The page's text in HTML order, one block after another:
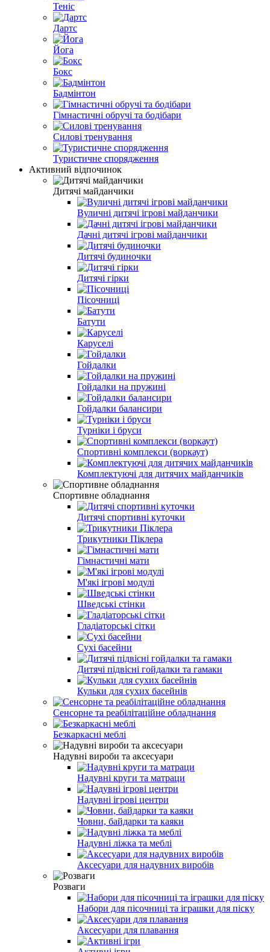
Теніс
Дартс
Йога
Бокс
Бадмінтон
Гімнастичні обручі та бодібари
Силові тренування
Туристичне спорядження
Активний відпочинок
Дитячі майданчики
Вуличні дитячі ігрові майданчики
Дачні дитячі ігрові майданчики
Дитячі будиночки
Дитячі гірки
Пісочниці
Батути
Каруселі
Гойдалки
Гойдалки на пружині
Гойдалки балансири
Турніки і бруси
Спортивні комплекси (воркаут)
Комплектуючі для дитячих майданчиків
Спортивне обладнання
Дитячі спортивні куточки
Трикутники Піклера
Гімнастичні мати
М'які ігрові модулі
Шведські стінки
Гладіаторські сітки
Сухі басейни
Дитячі підвісні гойдалки та гамаки
Кульки для сухих басейнів
Сенсорне та реабілітаційне обладнання
Безкаркасні меблі
Надувні вироби та аксесуари
Надувні круги та матраци
Надувні ігрові центри
Човни, байдарки та каяки
Надувні ліжка та меблі
Аксесуари для надувних виробів
Розваги
Набори для пісочниці та іграшки для піску
Аксесуари для плавання